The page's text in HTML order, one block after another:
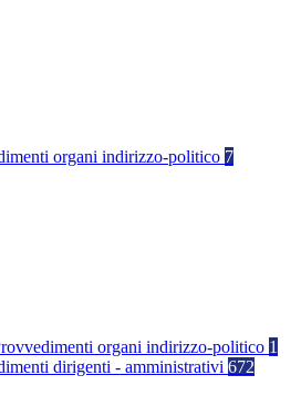
organi indirizzo-politico 7
organi indirizzo-politico 1
dirigenti - amministrativi 672